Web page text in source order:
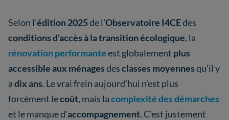
Selon l'édition 2025de l'Observatoire I4CEdes
conditions d'accès à la transition écologique, la
rénovation performanteest globalement plus
accessible aux ménagesdesclasses moyennesqu'il y
adix ans. Le vrai frein aujourd'hui n'est plus
forcément lecoût, mais lacomplexité des démarches
et le manque d'accompagnement. C'est justement